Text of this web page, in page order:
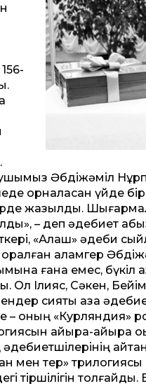
Әбдіжәміл
орналасқан үйде
жазылды.
– деп әдебиет
«Алаш» әдеби
қаламгер
ғана емес,
Ол Ілияс, Сәкен,
сияқты қазақ
– оның «Курляндия»
қайыра-қайыра
мен тер» трилогиясы
тіршілігін толғайды.